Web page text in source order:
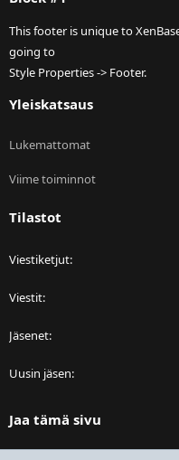
This footer is unique to
going to
Style Properties -> Footer.
Yleiskatsaus
Lukemattomat
Viime toiminnot
Tilastot
Viestiketjut
Viestit
Jäsenet
Uusin jäsen
Jaa tämä sivu